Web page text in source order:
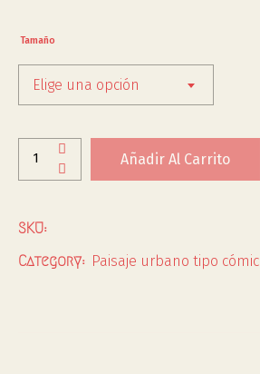
Tamaño
Elige una opción
Añadir Al Carrito
SKU:
Category: Paisaje urbano tipo cómic